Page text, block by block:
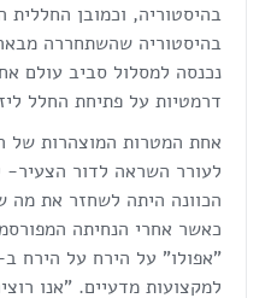
בהיסטוריה, וכמובן החללית
בהיסטוריה שהשתחררה
נכנסה למסלול סביב עולם
דרמטיות על פתיחת החלל
אחת המטרות המוצהרות של
לעורר השראה לדור הצעיר-
הכוונה היתה לשחזר את מה
כאשר אחרי הנחיתה
למקצועות מדעיים. "אנו